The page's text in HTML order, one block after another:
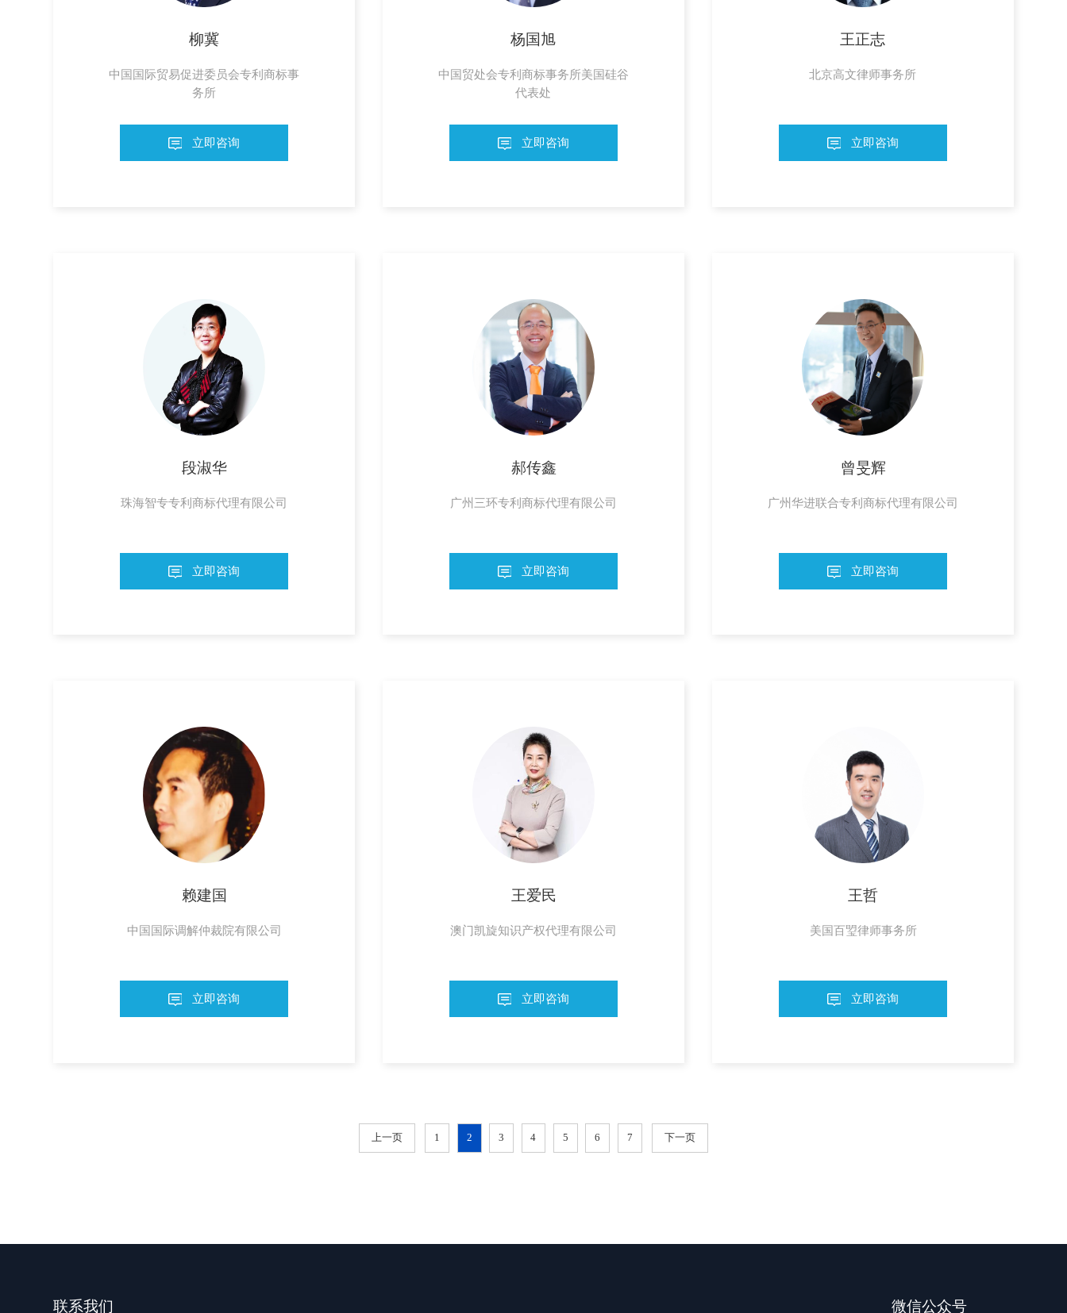
柳冀
中国国际贸易促进委员会专利商标事
务所
立即咨询
杨国旭
中国贸处会专利商标事务所美国硅谷
代表处
立即咨询
王正志
北京高文律师事务所
立即咨询
段淑华
珠海智专专利商标代理有限公司
立即咨询
郝传鑫
广州三环专利商标代理有限公司
立即咨询
曾旻辉
广州华进联合专利商标代理有限公司
立即咨询
赖建国
中国国际调解仲裁院有限公司
立即咨询
王爱民
澳门凯旋知识产权代理有限公司
立即咨询
王哲
美国百琞律师事务所
立即咨询
上一页 1 2 3 4 5 6 7 下一页
联系我们 微信公众号